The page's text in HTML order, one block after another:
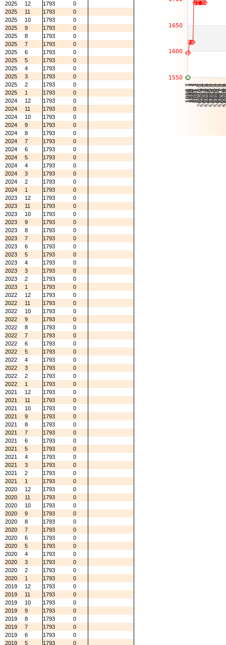
2025
12 1793
0
2025
11 1793
0
2025
10 1793
0
2025
9 1793
0
2025
8 1793
0
2025
7 1793
0
2025
6 1793
0
2025
5 1793
0
2025
4 1793
0
2025
3 1793
0
2025
2 1793
0
2025
1 1793
0
2024
12 1793
0
2024
11 1793
0
2024
10 1793
0
2024
9 1793
0
2024
8 1793
0
2024
7 1793
0
2024
6 1793
0
2024
5 1793
0
2024
4 1793
0
2024
3 1793
0
2024
2 1793
0
2024
1 1793
0
2023
12 1793
0
2023
11 1793
0
2023
10 1793
0
2023
9 1793
0
2023
8 1793
0
2023
7 1793
0
2023
6 1793
0
2023
5 1793
0
2023
4 1793
0
2023
3 1793
0
2023
2 1793
0
2023
1 1793
0
2022
12 1793
0
2022
11 1793
0
2022
10 1793
0
2022
9 1793
0
2022
8 1793
0
2022
7 1793
0
2022
6 1793
0
2022
5 1793
0
2022
4 1793
0
2022
3 1793
0
2022
2 1793
0
2022
1 1793
0
2021
12 1793
0
2021
11 1793
0
2021
10 1793
0
2021
9 1793
0
2021
8 1793
0
2021
7 1793
0
2021
6 1793
0
2021
5 1793
0
2021
4 1793
0
2021
3 1793
0
2021
2 1793
0
2021
1 1793
0
2020
12 1793
0
2020
11 1793
0
2020
10 1793
0
2020
9 1793
0
2020
8 1793
0
2020
7 1793
0
2020
6 1793
0
2020
5 1793
0
2020
4 1793
0
2020
3 1793
0
2020
2 1793
0
2020
1 1793
0
2019
12 1793
0
2019
11 1793
0
2019
10 1793
0
2019
9 1793
0
2019
8 1793
0
2019
7 1793
0
2019
6 1793
0
2019
5 1793
0